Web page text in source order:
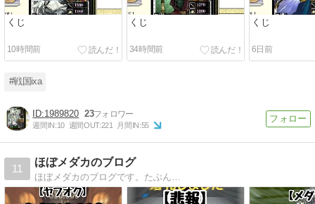
くじ
10時間前
くじ
34時間前
くじ
6日前
#戦国ixa
1989820 23
週間IN:10 週間OUT:221 月間IN:55
11
ほぼメダカのブログ
ほぼメダカのブログです。たぶん…